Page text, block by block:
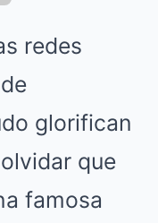
redes
glorifican
que
famosa